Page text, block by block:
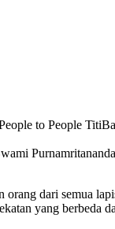
to People
dari semua
yang berbeda